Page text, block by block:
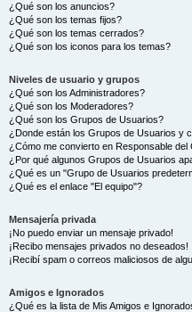
¿Qué son los anuncios?
¿Qué son los temas fijos?
¿Qué son los temas cerrados?
¿Qué son los iconos para los temas?
Niveles de usuario y grupos
¿Qué son los Administradores?
¿Qué son los Moderadores?
¿Qué son los Grupos de Usuarios?
¿Donde están los Grupos de Usuarios y
¿Cómo me convierto en Responsable del
¿Por qué algunos Grupos de Usuarios
¿Qué es un "Grupo de Usuarios
¿Qué es el enlace "El equipo"?
Mensajería privada
¡No puedo enviar un mensaje privado!
¡Recibo mensajes privados no deseados!
¡Recibí spam o correos maliciosos de
Amigos e Ignorados
¿Qué es la lista de Mis Amigos e